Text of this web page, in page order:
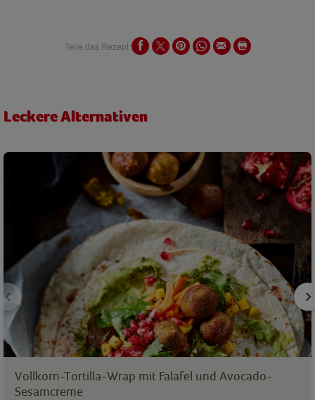
Teile das Rezept
Leckere Alternativen
Vollkorn-Tortilla-Wrap mit Falafel und Avocado-
Sesamcreme